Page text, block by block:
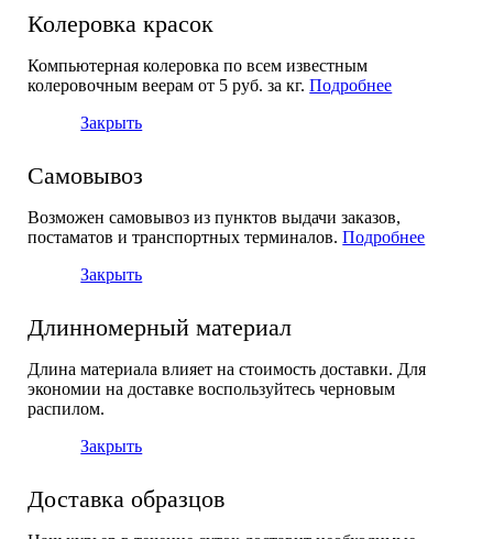
Колеровка красок
Компьютерная колеровка по всем известным
колеровочным веерам от 5 руб. за кг.Подробнее
Закрыть
Самовывоз
Возможен самовывоз из пунктов выдачи заказов,
постаматов и транспортных терминалов.Подробнее
Закрыть
Длинномерный материал
Длина материала влияет на стоимость доставки. Для
экономии на доставке воспользуйтесь черновым
распилом.
Закрыть
Доставка образцов